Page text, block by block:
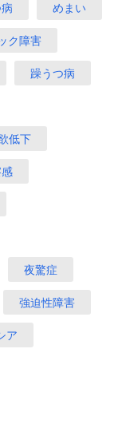
めまい
ク障害
躁うつ病
低下
夜驚症
強迫性障害
ア